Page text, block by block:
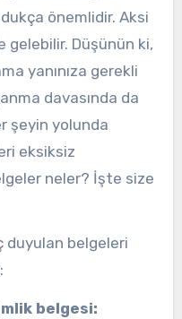
önemlidir. Aksi
gelebilir. Düşünün ki,
yanınıza gerekli
davasında da
şeyin yolunda
eksiksiz
neler? İşte size
duyulan belgeleri
belgesi: